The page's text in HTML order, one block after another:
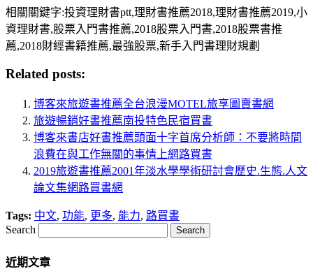
相關關鍵字:投資理財書ptt,理財書推薦2018,理財書推薦2019,小
資理財書,股票入門書推薦,2018股票入門書,2018股票書推
薦,2018財經書籍推薦,最強股票,新手入門書理財規劃
Related posts:
博客來旅遊書推薦全台浪漫MOTEL旅享圖賣書網
旅遊暢銷好書推薦南投特色民宿買書
博客來書店好書推薦頭面十字首席分析師：不要將時間
浪費在與工作無關的事情上網路買書
2019旅遊書推薦2001年淡水學學術研討會歷史.生態.人文
論文集網路買書網
Tags: 中文, 功能, 更多, 能力, 路買書
Search
近期文章